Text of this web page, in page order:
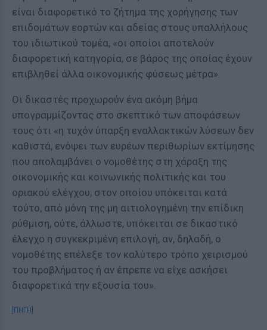
είναι διαφορετικό το ζήτημα της χορήγησης των
επιδομάτων εορτών και αδείας στους υπαλλήλους
του ιδιωτικού τομέα, «οι οποίοι αποτελούν
διαφορετική κατηγορία, σε βάρος της οποίας έχουν
επιβληθεί άλλα οικονομικής φύσεως μέτρα».
Οι δικαστές προχωρούν ένα ακόμη βήμα
υπογραμμίζοντας στο σκεπτικό των αποφάσεων
τους ότι «η τυχόν ύπαρξη εναλλακτικών λύσεων δεν
καθιστά, ενόψει των ευρέων περιθωρίων εκτίμησης
που απολαμβάνει ο νομοθέτης στη χάραξη της
οικονομικής και κοινωνικής πολιτικής και του
οριακού ελέγχου, στον οποίου υπόκειται κατά
τούτο, από μόνη της μη αιτιολογημένη την επίδικη
ρύθμιση, ούτε, άλλωστε, υπόκειται σε δικαστικό
έλεγχο η συγκεκριμένη επιλογή, αν, δηλαδή, ο
νομοθέτης επέλεξε τον καλύτερο τρόπο χειρισμού
του προβλήματος ή αν έπρεπε να είχε ασκήσει
διαφορετικά την εξουσία του».
[ΠΗΓΗ]